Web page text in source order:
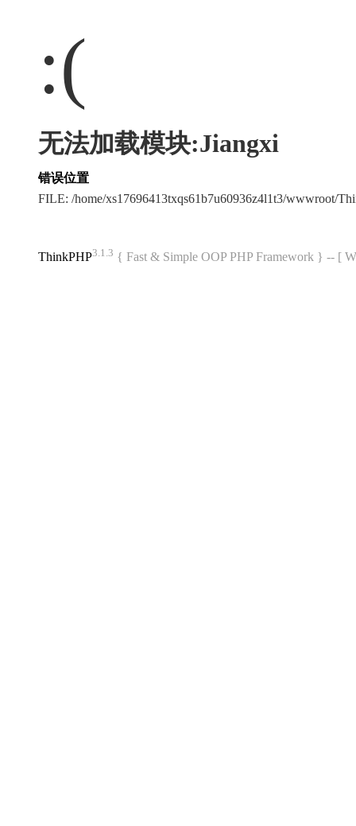
:(
无法加载模块:Jiangxi
错误位置
FILE: /home/xs17696413txqs61b7u60936z4l1t3/wwwroot/
ThinkPHP3.1.3 { Fast & Simple OOP PHP Framework } -- [